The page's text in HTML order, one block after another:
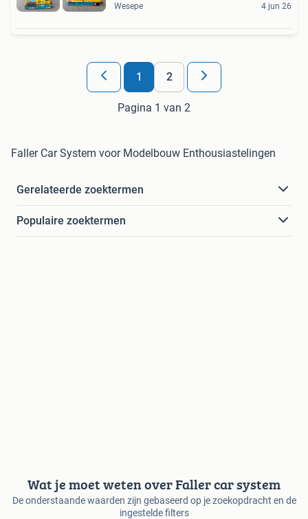
Wesepe 4 jun 26
1 2
Pagina 1 van 2
Faller Car System voor Modelbouw Enthousiastelingen
Gerelateerde zoektermen
Populaire zoektermen
Wat je moet weten over Faller car system
De onderstaande waarden zijn gebaseerd op je zoekopdracht en de
ingestelde filters